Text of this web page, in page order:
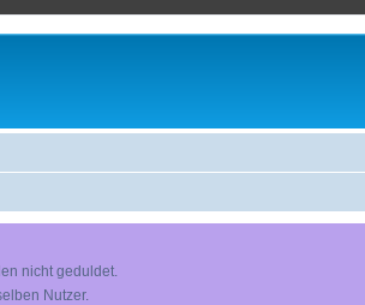
nicht geduldet.
Nutzer.